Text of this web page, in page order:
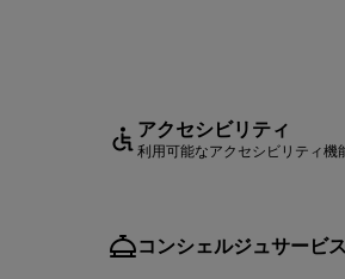
アクセシビリティ
利用可能なアクセシビリティ機
コンシェルジュサービス